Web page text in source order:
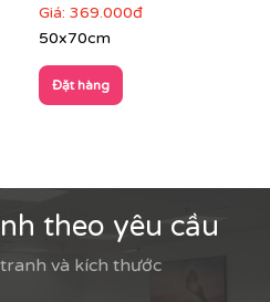
Giá: 369.000đ
50x70cm
Đặt hàng
theo yêu cầu
và kích thước